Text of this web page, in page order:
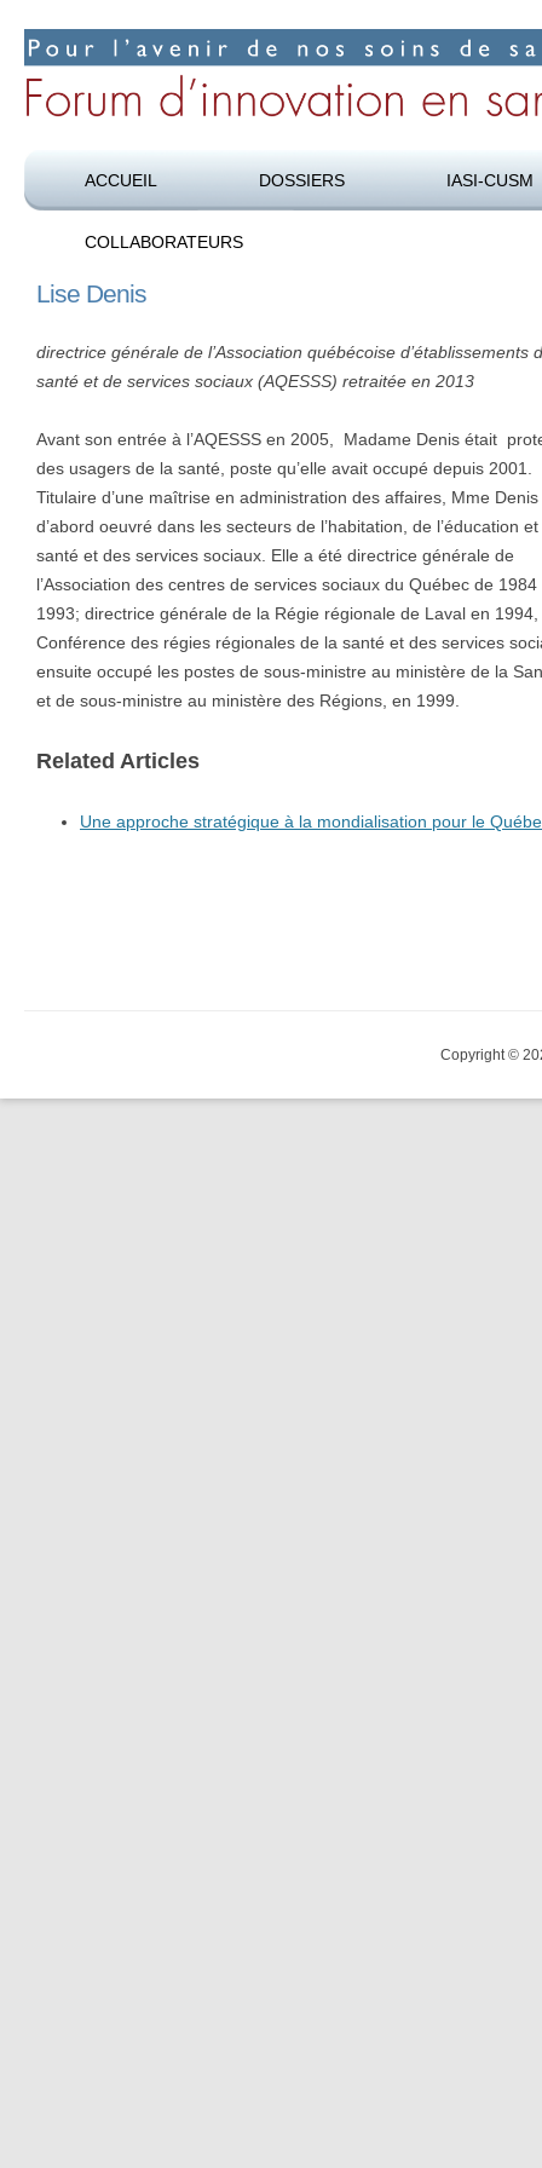
ACCUEIL DOSSIERS IASI-CUSM
COLLABORATEURS
Lise Denis
directrice générale de l’Association québécoise d’établissements
santé et de services sociaux (AQESSS) retraitée en 2013
Avant son entrée à l’AQESSS en 2005, Madame Denis était
des usagers de la santé, poste qu’elle avait occupé depuis 2001.
Titulaire d’une maîtrise en administration des affaires, Mme Denis
d’abord oeuvré dans les secteurs de l’habitation, de l’éducation
santé et des services sociaux. Elle a été directrice générale de
l’Association des centres de services sociaux du Québec de 1984
1993; directrice générale de la Régie régionale de Laval en
Conférence des régies régionales de la santé et des services
ensuite occupé les postes de sous-ministre au ministère de la
et de sous-ministre au ministère des Régions, en 1999.
Related Articles
Une approche stratégique à la mondialisation pour le
Copyright ©